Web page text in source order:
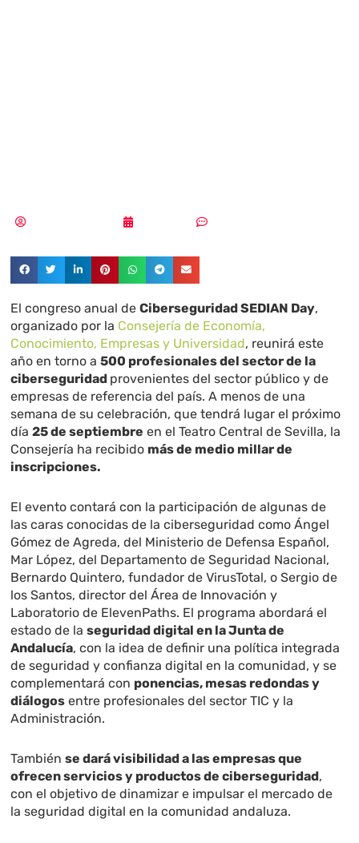
El congreso anual deCiberseguridad SEDIAN Day,
organizado por la Consejería de Economía,
Conocimiento, Empresas y Universidad, reunirá este
año en torno a500 profesionales del sector de la
ciberseguridad provenientes del sector público y de
empresas de referencia del país. A menos de una
semana de su celebración, que tendrá lugar el próximo
día25 de septiembre en el Teatro Central de Sevilla, la
Consejería ha recibido más de medio millar de
inscripciones.
El evento contará con la participación de algunas de
las caras conocidas de la ciberseguridad como Ángel
Gómez de Agreda, del Ministerio de Defensa Español,
Mar López, del Departamento de Seguridad Nacional,
Bernardo Quintero, fundador de VirusTotal, o Sergio de
los Santos, director del Área de Innovación y
Laboratorio de ElevenPaths. El programa abordará el
estado de laseguridad digital en la Junta de
Andalucía, con la idea de definir una política integrada
de seguridad y confianza digital en la comunidad, y se
complementará con ponencias, mesas redondas y
diálogos entre profesionales del sector TIC y la
Administración.
Tambiénse dará visibilidad a las empresas que
ofrecen servicios y productos de ciberseguridad,
con el objetivo de dinamizar e impulsar el mercado de
la seguridad digital en la comunidad andaluza.